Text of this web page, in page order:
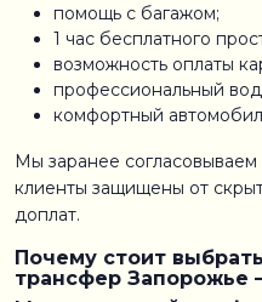
помощь с багажом;
1 час бесплатного
возможность оплаты
профессиональный
комфортный
Мы заранее
клиенты защищены от
доплат.
Почему стоит
трансфер Запорожье